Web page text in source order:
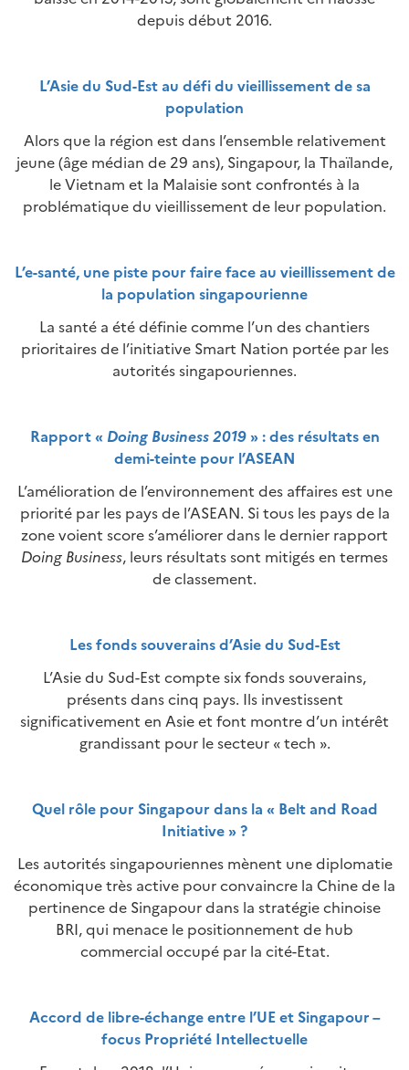
depuis début 2016.
L’Asie du Sud-Est au défi du vieillissement de sa
population
Alors que la région est dans l’ensemble relativement
jeune (âge médian de 29 ans), Singapour, la Thaïlande,
le Vietnam et la Malaisie sont confrontés à la
problématique du vieillissement de leur population.
L’e-santé, une piste pour faire face au vieillissement de
la population singapourienne
La santé a été définie comme l’un des chantiers
prioritaires de l’initiative Smart Nation portée par les
autorités singapouriennes.
Rapport « Doing Business 2019» : des résultats en
demi-teinte pour l’ASEAN
L’amélioration de l’environnement des affaires est une
priorité par les pays de l’ASEAN. Si tous les pays de la
zone voient score s’améliorer dans le dernier rapport
Doing Business, leurs résultats sont mitigés en termes
de classement.
Les fonds souverains d’Asie du Sud-Est
L’Asie du Sud-Est compte six fonds souverains,
présents dans cinq pays. Ils investissent
significativement en Asie et font montre d’un intérêt
grandissant pour le secteur « tech ».
Quel rôle pour Singapour dans la « Belt and Road
Initiative » ?
Les autorités singapouriennes mènent une diplomatie
économique très active pour convaincre la Chine de la
pertinence de Singapour dans la stratégie chinoise
BRI, qui menace le positionnement de hub
commercial occupé par la cité-Etat.
Accord de libre-échange entre l’UE et Singapour –
focus Propriété Intellectuelle